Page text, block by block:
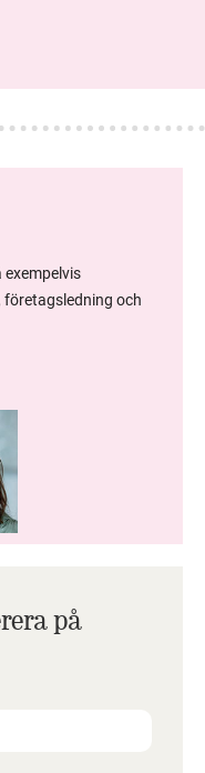
och
på